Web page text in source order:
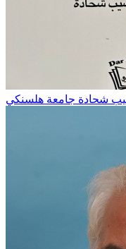
شحادة جامعة هلسنكي